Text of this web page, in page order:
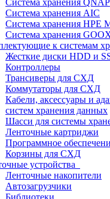
Система хранения QNAP
Система хранения AIC
Система хранения HPE
Система хранения
к системам
Жесткие диски HDD и
Контроллеры
Трансиверы для СХД
Коммутаторы для СХД
Кабели, аксессуары и
систем хранения данных
Шасси для системы
Ленточные картриджи
Программное
Корзины для СХД
устройства
Ленточные накопители
Автозагрузчики
Библиотеки